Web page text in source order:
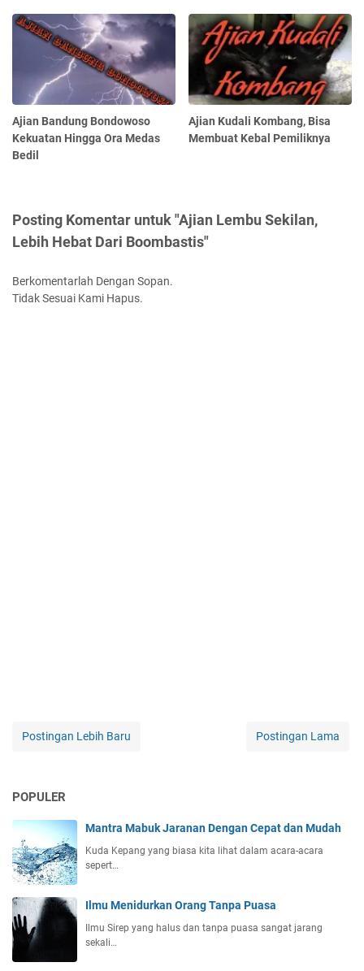
Ajian Bandung Bondowoso
Kekuatan Hingga Ora Medas
Bedil
Ajian Kudali Kombang, Bisa
Membuat Kebal Pemiliknya
Posting Komentar untuk "Ajian Lembu Sekilan,
Lebih Hebat Dari Boombastis"
Berkomentarlah Dengan Sopan.
Tidak Sesuai Kami Hapus.
Postingan Lebih Baru Postingan Lama
POPULER
Mantra Mabuk Jaranan Dengan Cepat dan Mudah
Kuda Kepang yang biasa kita lihat dalam acara-acara
sepert…
Ilmu Menidurkan Orang Tanpa Puasa
Ilmu Sirep yang halus dan tanpa puasa sangat jarang
sekali…